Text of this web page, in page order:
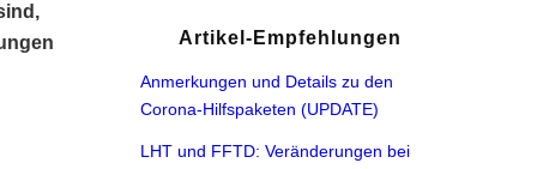
Artikel-Empfehlungen
Anmerkungen und Details zu den
Corona-Hilfspaketen (UPDATE)
LHT und FFTD: Veränderungen bei